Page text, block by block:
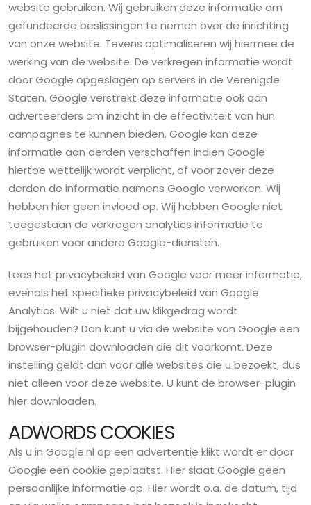
website gebruiken. Wij gebruiken deze informatie om
gefundeerde beslissingen te nemen over de inrichting
van onze website. Tevens optimaliseren wij hiermee de
werking van de website. De verkregen informatie wordt
door Google opgeslagen op servers in de Verenigde
Staten. Google verstrekt deze informatie ook aan
adverteerders om inzicht in de effectiviteit van hun
campagnes te kunnen bieden. Google kan deze
informatie aan derden verschaffen indien Google
hiertoe wettelijk wordt verplicht, of voor zover deze
derden de informatie namens Google verwerken. Wij
hebben hier geen invloed op. Wij hebben Google niet
toegestaan de verkregen analytics informatie te
gebruiken voor andere Google-diensten.
Lees het privacybeleid van Google voor meer informatie,
evenals het specifieke privacybeleid van Google
Analytics. Wilt u niet dat uw klikgedrag wordt
bijgehouden? Dan kunt u via de website van Google een
browser-plugin downloaden die dit voorkomt. Deze
instelling geldt dan voor alle websites die u bezoekt, dus
niet alleen voor deze website. U kunt de browser-plugin
hier downloaden.
ADWORDS COOKIES
Als u in Google.nl op een advertentie klikt wordt er door
Google een cookie geplaatst. Hier slaat Google geen
persoonlijke informatie op. Hier wordt o.a. de datum, tijd